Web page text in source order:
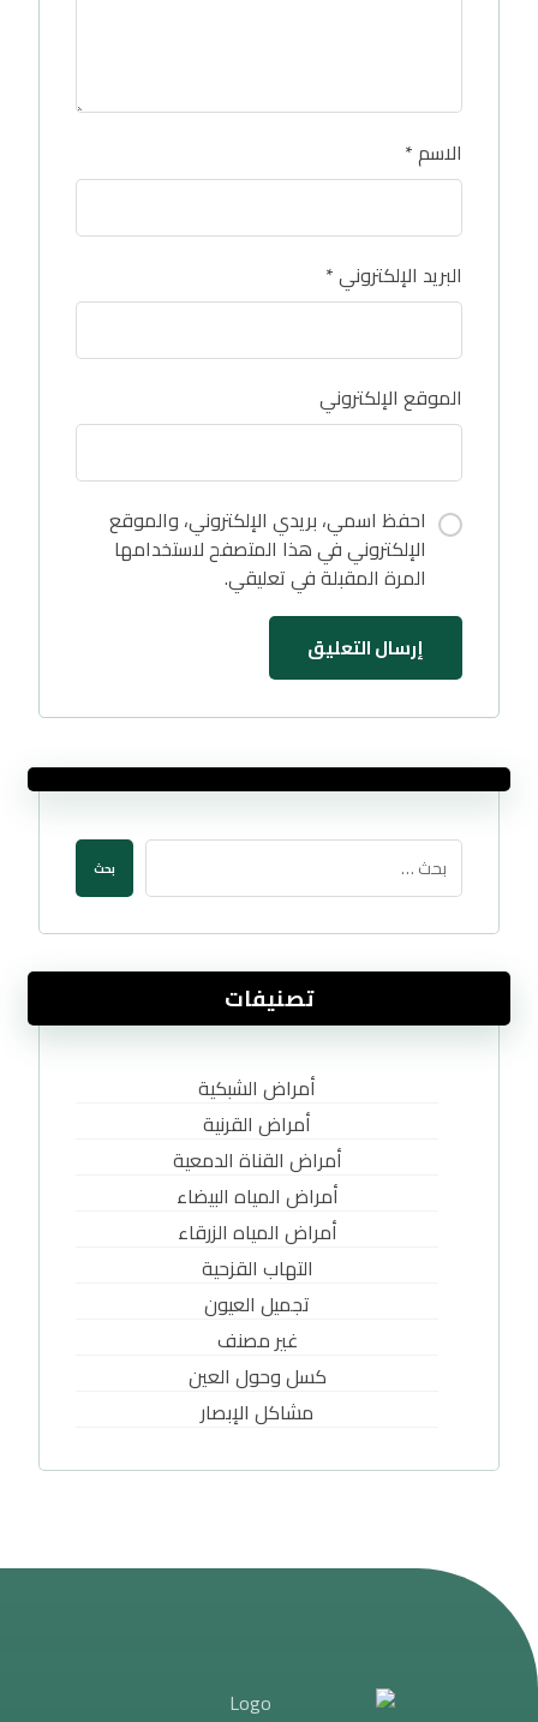
الاسم*
البريد الإلكتروني*
الموقع الإلكتروني
احفظ اسمي، بريدي الإلكتروني، والموقع
الإلكتروني في هذا المتصفح لاستخدامها
المرة المقبلة في تعليقي.
إرسال التعليق
بحث
تصنيفات
أمراض الشبكية
أمراض القرنية
أمراض القناة الدمعية
أمراض المياه البيضاء
أمراض المياه الزرقاء
التهاب القزحية
تجميل العيون
غير مصنف
كسل وحول العين
مشاكل الإبصار